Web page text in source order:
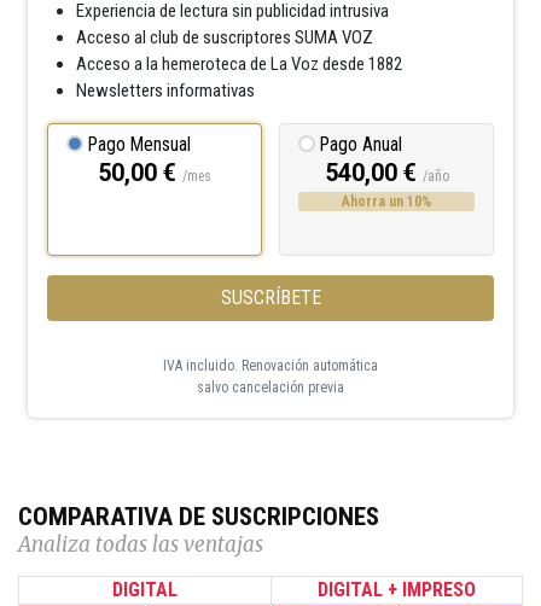
Experiencia de lectura sin publicidad intrusiva
Acceso al club de suscriptores SUMA VOZ
Acceso a la hemeroteca de La Voz desde 1882
Newsletters informativas
Pago Mensual
50,00 € /mes
Pago Anual
540,00 € /año
Ahorra un 10%
SUSCRÍBETE
IVA incluido. Renovación automática
salvo cancelación previa
COMPARATIVA DE SUSCRIPCIONES
Analiza todas las ventajas
DIGITAL DIGITAL + IMPRESO